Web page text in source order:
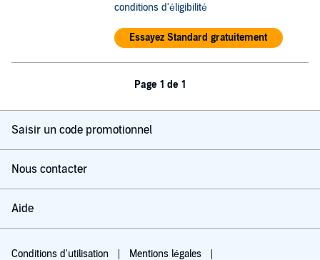
conditions d'éligibilité
Essayez Standard gratuitement
Page 1 de 1
Saisir un code promotionnel
Nous contacter
Aide
Conditions d'utilisation Mentions légales